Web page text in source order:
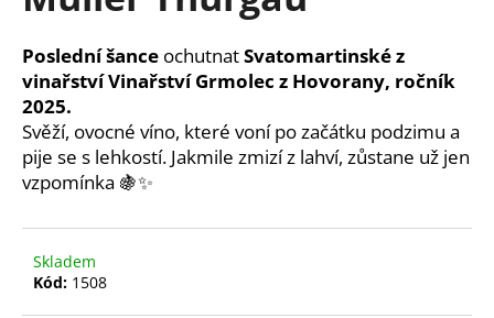
z
5
hvězdiček.
Poslední šance ochutnatSvatomartinské z
vinařstvíVinařství Grmolec z Hovorany, ročník
2025.
Svěží, ovocné víno, které voní po začátku podzimu a
pije se s lehkostí. Jakmile zmizí z lahví, zůstane už jen
vzpomínka 🍇✨
Skladem
Kód: 1508
j
í
t
?